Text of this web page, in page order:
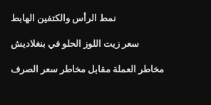
نمط الرأس والكتفين الهابط
سعر زيت اللوز الحلو في بنغلاديش
مخاطر العملة مقابل مخاطر سعر الصرف